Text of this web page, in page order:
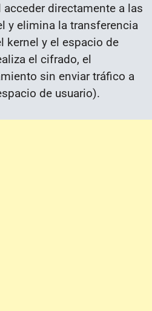
directamente a las
y elimina la transferencia
kernel y el espacio de
el cifrado, el
sin enviar tráfico a
de usuario).